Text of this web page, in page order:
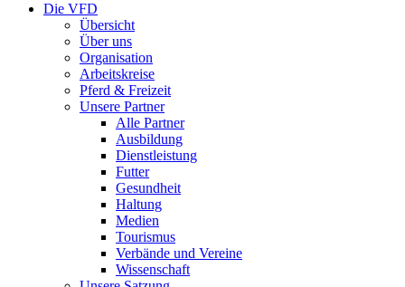
Die VFD
Übersicht
Über uns
Organisation
Arbeitskreise
Pferd & Freizeit
Unsere Partner
Alle Partner
Ausbildung
Dienstleistung
Futter
Gesundheit
Haltung
Medien
Tourismus
Verbände und Vereine
Wissenschaft